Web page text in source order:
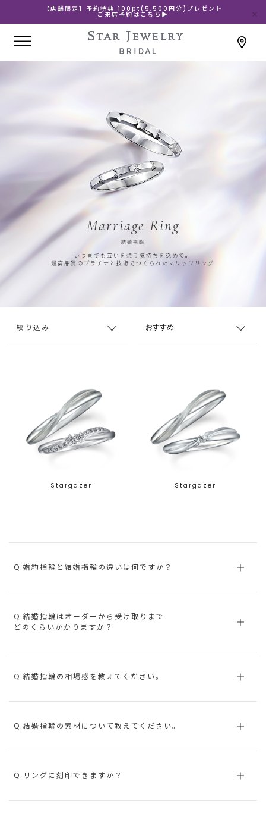
【店舗限定】予約特典 100pt(5,500円分)プレゼント
ご来店予約はこちら▶
Marriage Ring
結婚指輪
いつまでも互いを想う気持ちを込めて。
最高品質のプラチナと技術でつくられたマリッジリング
絞り込み
Stargazer Stargazer
Q.婚約指輪と結婚指輪の違いは何ですか？
Q.結婚指輪はオーダーから受け取りまで
どのくらいかかりますか？
Q.結婚指輪の相場感を教えてください。
Q.結婚指輪の素材について教えてください。
Q.リングに刻印できますか？